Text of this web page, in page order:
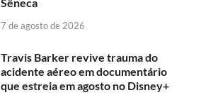
Sêneca
7 de agosto de 2026
Travis Barker revive trauma do
acidente aéreo em documentário
que estreia em agosto no Disney+